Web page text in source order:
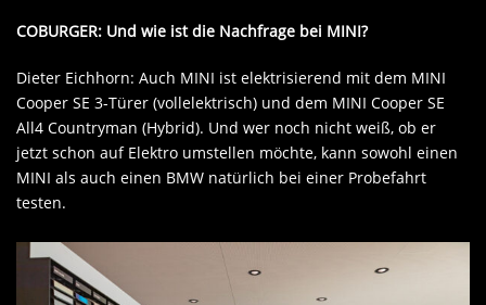
COBURGER: Und wie ist die Nachfrage bei MINI?
Dieter Eichhorn: Auch MINI ist elektrisierend mit dem MINI
Cooper SE 3-Türer (vollelektrisch) und dem MINI Cooper SE
All4 Countryman (Hybrid). Und wer noch nicht weiß, ob er
jetzt schon auf Elektro umstellen möchte, kann sowohl einen
MINI als auch einen BMW natürlich bei einer Probefahrt
testen.